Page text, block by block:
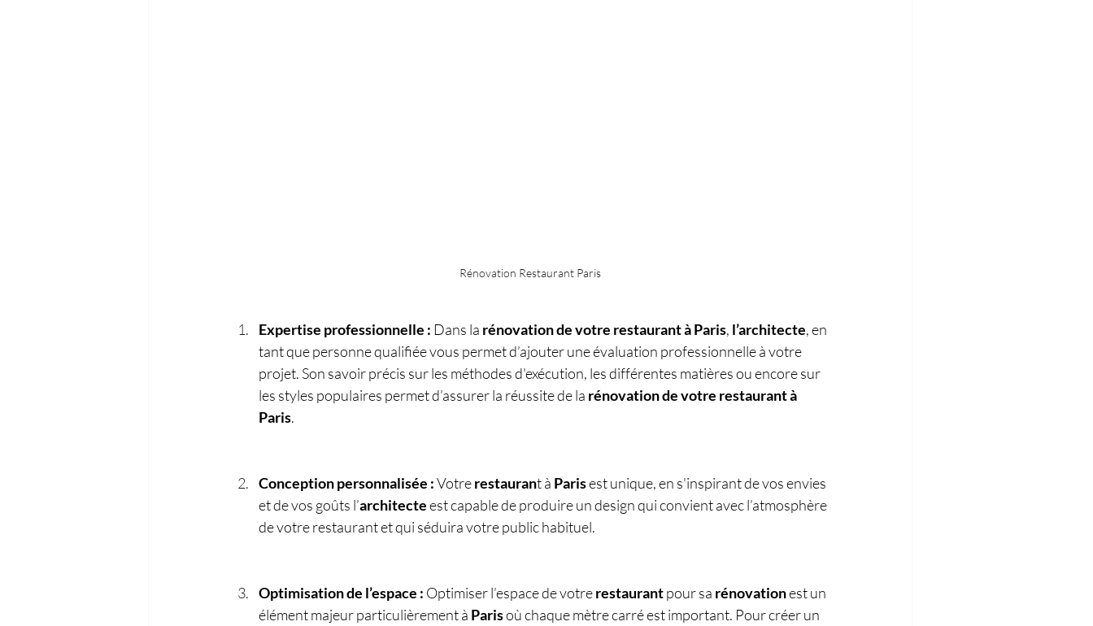
Rénovation Restaurant Paris
Expertise professionnelle : Dans la rénovation de votre restaurant à Paris, l’architecte, en
tant que personne qualifiée vous permet d’ajouter une évaluation professionnelle à votre
projet. Son savoir précis sur les méthodes d'exécution, les différentes matières ou encore sur
les styles populaires permet d’assurer la réussite de la rénovation de votre restaurant à
Paris.
Conception personnalisée : Votre restaurant à Paris est unique, en s'inspirant de vos envies
et de vos goûts l’architecte est capable de produire un design qui convient avec l’atmosphère
de votre restaurant et qui séduira votre public habituel.
Optimisation de l’espace : Optimiser l’espace de votre restaurant pour sa rénovation est un
élément majeur particulièrement à Paris où chaque mètre carré est important. Pour créer un